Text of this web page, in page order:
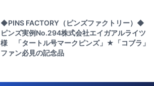
◆PINS FACTORY（ピンズファクトリー）◆
ピンズ実例No.294株式会社エイガアルライツ
様 「タートル号マークピンズ」★「コブラ」
ファン必見の記念品